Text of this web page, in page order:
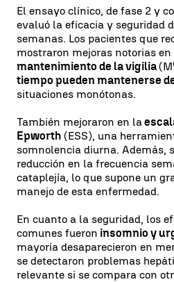
El ensayo clínico, de fase 2 y
evaluó la eficacia y seguridad
semanas. Los pacientes que
mostraron mejoras notorias en
mantenimiento de la vigilia
tiempo pueden mantenerse
situaciones monótonas.
También mejoraron en la
Epworth (ESS), una
somnolencia diurna. Además,
reducción en la frecuencia
cataplejía, lo que supone un
manejo de esta enfermedad.
En cuanto a la seguridad, los
comunes fueron insomnio y
mayoría desaparecieron en
se detectaron problemas
relevante si se compara con